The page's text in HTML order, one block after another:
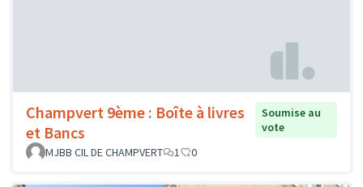
Champvert 9ème : Boîte à livres
et Bancs
Soumise au
vote
MJBB CIL DE CHAMPVERT
1 0